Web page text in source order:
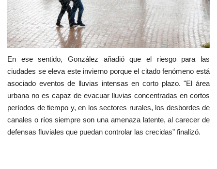
En ese sentido, González añadió que el riesgo para las
ciudades se eleva este invierno porque el citado fenómeno está
asociado eventos de lluvias intensas en corto plazo. "El área
urbana no es capaz de evacuar lluvias concentradas en cortos
períodos de tiempo y, en los sectores rurales, los desbordes de
canales o ríos siempre son una amenaza latente, al carecer de
defensas fluviales que puedan controlar las crecidas” finalizó.